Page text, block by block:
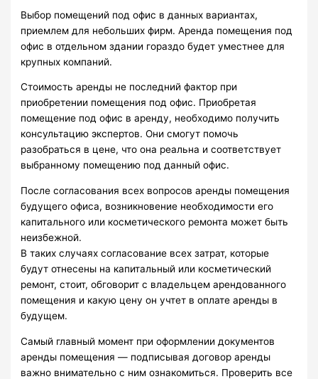
Выбор помещений под офис в данных вариантах,
приемлем для небольших фирм. Аренда помещения под
офис в отдельном здании гораздо будет уместнее для
крупных компаний.
Стоимость аренды не последний фактор при
приобретении помещения под офис. Приобретая
помещение под офис в аренду, необходимо получить
консультацию экспертов. Они смогут помочь
разобраться в цене, что она реальна и соответствует
выбранному помещению под данный офис.
После согласования всех вопросов аренды помещения
будущего офиса, возникновение необходимости его
капитального или косметического ремонта может быть
неизбежной.
В таких случаях согласование всех затрат, которые
будут отнесены на капитальный или косметический
ремонт, стоит, обговорит с владельцем арендованного
помещения и какую цену он учтет в оплате аренды в
будущем.
Самый главный момент при оформлении документов
аренды помещения — подписывая договор аренды
важно внимательно с ним ознакомиться. Проверить все